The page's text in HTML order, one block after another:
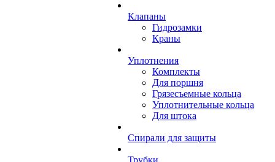
Клапаны
Гидрозамки
Краны
Уплотнения
Комплекты
Для поршня
Грязесъемные кольца
Уплотнительные кольца
Для штока
Спирали для защиты
Трубки